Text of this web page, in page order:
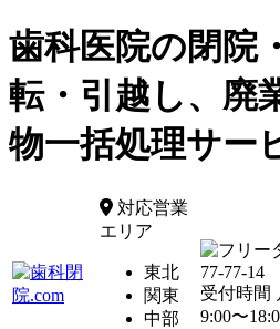
歯科医院の閉院
転・引越し、廃
物一括処理サー
対応営業
エリア
東北
関東
中部
77-77-14
受付時間
9:00〜